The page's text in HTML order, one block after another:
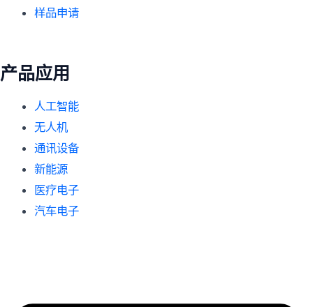
样品申请
产品应用
人工智能
无人机
通讯设备
新能源
医疗电子
汽车电子